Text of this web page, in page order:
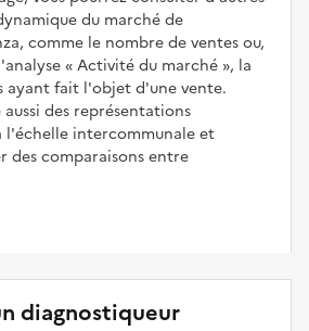
du marché de
comme le nombre de ventes ou,
Activité du marché , la
ayant fait l'objet d'une vente.
des représentations
l'échelle intercommunale et
des comparaisons entre
diagnostiqueur